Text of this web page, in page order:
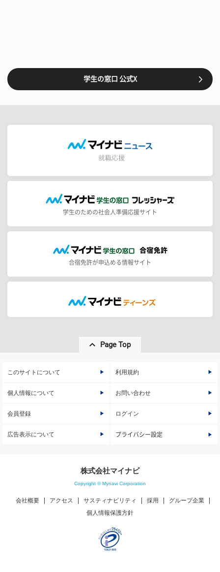
学生の窓口 公式X
学生のための社会人準備応援サイト
合宿免許が申込める情報サイト
Page Top
このサイトについて 利用規約
個人情報について お問い合わせ
会員登録 ログイン
広告表示について プライバシー設定
株式会社マイナビ
Copyright © Mynavi Corporation
会社概要 アクセス サスティナビリティ 採用
グループ企業
個人情報保護方針